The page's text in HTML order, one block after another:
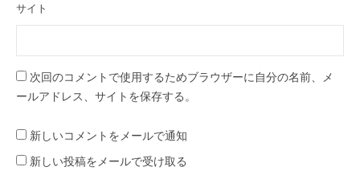
サイト
次回のコメントで使用するためブラウザーに自分の名前、メ
ールアドレス、サイトを保存する。
新しいコメントをメールで通知
新しい投稿をメールで受け取る